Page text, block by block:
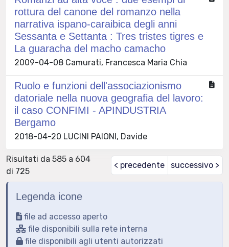
rottura del canone del romanzo nella
narrativa ispano-caraibica degli anni
Sessanta e Settanta : Tres tristes tigres e
La guaracha del macho camacho
2009-04-08 Camurati, Francesca Maria Chia
Ruolo e funzioni dell'associazionismo
datoriale nella nuova geografia del lavoro:
il caso CONFIMI - APINDUSTRIA
Bergamo
2018-04-20 LUCINI PAIONI, Davide
Risultati da 585 a 604
di 725
< precedente successivo >
Legenda icone
file ad accesso aperto
file disponibili sulla rete interna
file disponibili agli utenti autorizzati